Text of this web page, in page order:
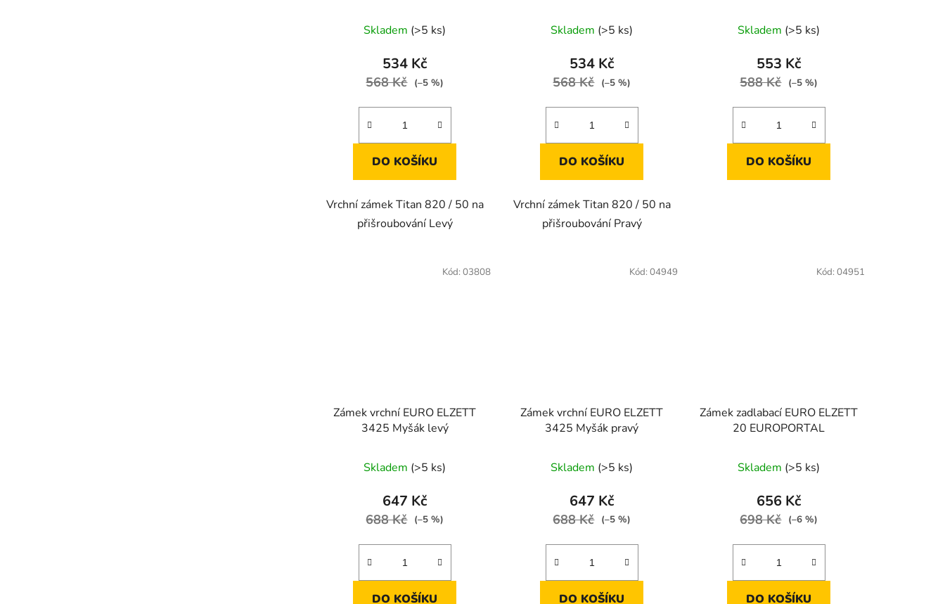
Skladem (>5 ks)
534 Kč
568 Kč (–5 %)
DO KOŠÍKU
Vrchní zámek Titan 820 / 50 na
přišroubování Levý
Skladem (>5 ks)
534 Kč
568 Kč (–5 %)
DO KOŠÍKU
Vrchní zámek Titan 820 / 50 na
přišroubování Pravý
hodnocení
produktu
je
5
hvězdiček.
Skladem (>5 ks)
553 Kč
588 Kč (–5 %)
DO KOŠÍKU
Zámek vrchní EURO ELZETT
3425 Myšák levý
Skladem (>5 ks)
647 Kč
688 Kč (–5 %)
DO KOŠÍKU
Kód: 03808
Zámek vrchní EURO ELZETT
3425 Myšák pravý
Skladem (>5 ks)
647 Kč
688 Kč (–5 %)
DO KOŠÍKU
Kód: 04949
Zámek zadlabací EURO ELZETT
20 EUROPORTAL
Skladem (>5 ks)
656 Kč
698 Kč (–6 %)
DO KOŠÍKU
Kód: 04951